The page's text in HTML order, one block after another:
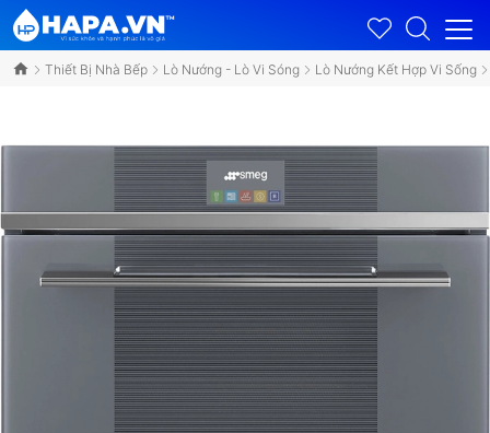
Thiết Bị Nhà Bếp Lò Nướng - Lò Vi Sóng Lò Nướng Kết Hợp Vi Sống